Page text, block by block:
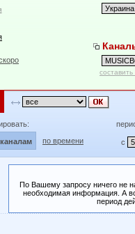
по времени с
По Вашему запросу ничего не
необходимая информация. А
период